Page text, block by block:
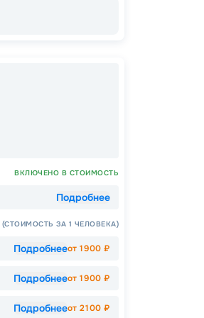
ВКЛЮЧЕНО В СТОИМОСТЬ
Подробнее
(СТОИМОСТЬ ЗА 1 ЧЕЛОВЕКА)
Подробнееот1900 ₽
Подробнееот1900 ₽
Подробнееот2100 ₽